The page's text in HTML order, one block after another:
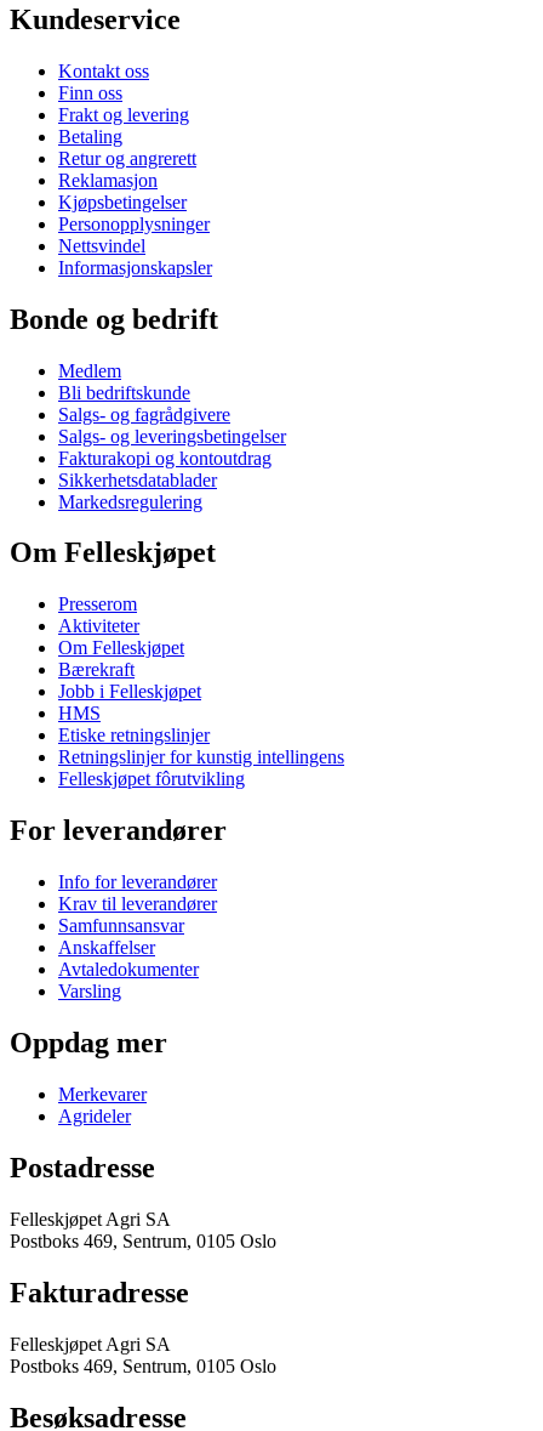
Kundeservice
Kontakt oss
Finn oss
Frakt og levering
Betaling
Retur og angrerett
Reklamasjon
Kjøpsbetingelser
Personopplysninger
Nettsvindel
Informasjonskapsler
Bonde og bedrift
Medlem
Bli bedriftskunde
Salgs- og fagrådgivere
Salgs- og leveringsbetingelser
Fakturakopi og kontoutdrag
Sikkerhetsdatablader
Markedsregulering
Om Felleskjøpet
Presserom
Aktiviteter
Om Felleskjøpet
Bærekraft
Jobb i Felleskjøpet
HMS
Etiske retningslinjer
Retningslinjer for kunstig intellingens
Felleskjøpet fôrutvikling
For leverandører
Info for leverandører
Krav til leverandører
Samfunnsansvar
Anskaffelser
Avtaledokumenter
Varsling
Oppdag mer
Merkevarer
Agrideler
Postadresse
Felleskjøpet Agri SA
Postboks 469, Sentrum, 0105 Oslo
Fakturadresse
Felleskjøpet Agri SA
Postboks 469, Sentrum, 0105 Oslo
Besøksadresse